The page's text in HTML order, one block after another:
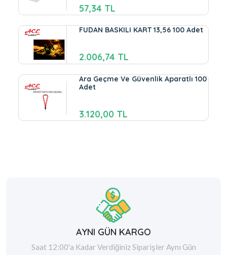
57,34 TL
FUDAN BASKILI KART 13,56 100 Adet
2.006,74 TL
Ara Geçme Ve Güvenlik Aparatlı 100
Adet
3.120,00 TL
AYNI GÜN KARGO
Saat 12:00'a Kadar Verdiğiniz Siparişler Aynı Gün